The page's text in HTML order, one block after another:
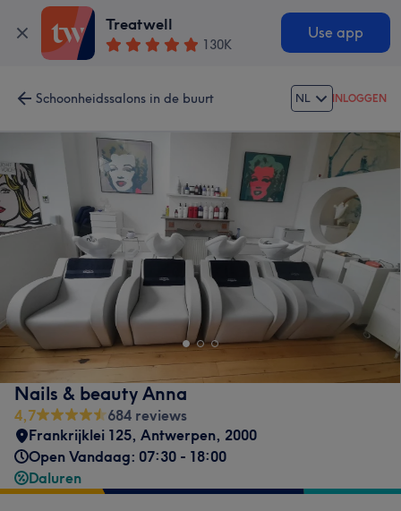
Treatwell
130K
Use app
Schoonheidssalons in de buurt NL INLOGGEN
Nails & beauty Anna
4,7
684 reviews
Frankrijklei 125, Antwerpen, 2000
Open Vandaag: 07:30 - 18:00
Daluren